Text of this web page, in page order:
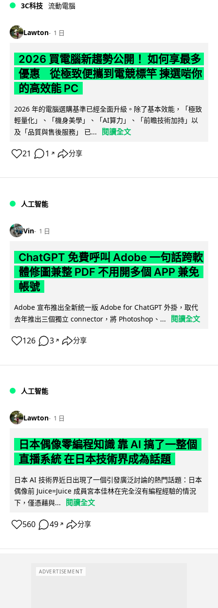
3C科技 流動電腦
Lawton 1 日
2026 買電腦新趨勢公開！ 如何享最多
優惠 從極致便攜到電競標竿 揀選啱你
的高效能 PC
2026 年的電腦選購基準已經全面升級。除了基本效能，「極致
輕量化」、「機身美學」、「AI算力」、「前瞻技術加持」以
及「品質與售後服務」 已...
閱讀全文
21 1 ↗ 分享
人工智能
Vin 1 日
ChatGPT 免費呼叫 Adobe 一句話跨軟
體修圖兼整 PDF 不用開多個 APP 兼免
帳號
Adobe 宣布推出全新統一版 Adobe for ChatGPT 外掛，取代
去年推出三個獨立 connector，將 Photoshop、...
閱讀全文
126 3 ↗ 分享
人工智能
Lawton 1 日
日本偶像零編程知識 靠 AI 搞了一整個
直播系統 在日本技術界成為話題
日本 AI 技術界近日出現了一個引發廣泛討論的熱門話題：日本
偶像前 Juice=Juice 成員宮本佳林在完全沒有編程經驗的情況
下，僅憑藉與...
閱讀全文
560 49 ↗ 分享
ADVERTISEMENT